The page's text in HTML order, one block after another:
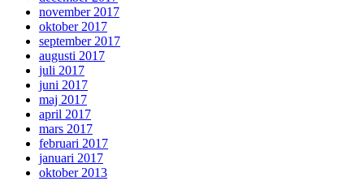
november 2017
oktober 2017
september 2017
augusti 2017
juli 2017
juni 2017
maj 2017
april 2017
mars 2017
februari 2017
januari 2017
oktober 2013